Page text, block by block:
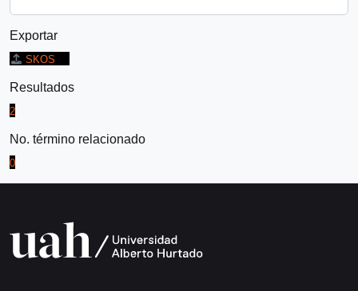
Exportar
SKOS
Resultados
2
No. término relacionado
0